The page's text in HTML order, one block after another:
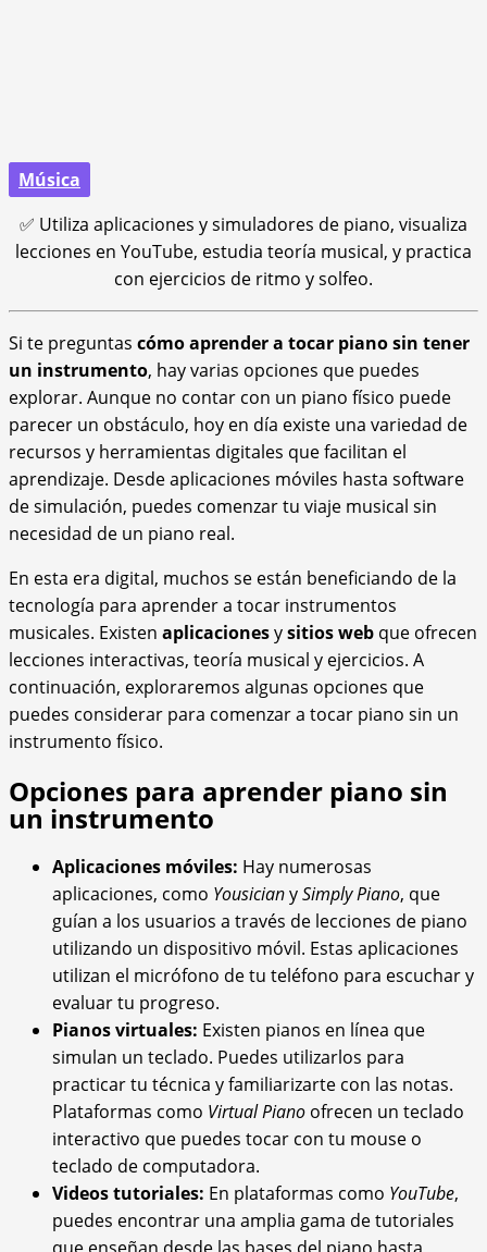
Música
✅ Utiliza aplicaciones y simuladores de piano, visualiza
lecciones en YouTube, estudia teoría musical, y practica
con ejercicios de ritmo y solfeo.
Si te preguntas cómo aprender a tocar piano sin tener
un instrumento, hay varias opciones que puedes
explorar. Aunque no contar con un piano físico puede
parecer un obstáculo, hoy en día existe una variedad de
recursos y herramientas digitales que facilitan el
aprendizaje. Desde aplicaciones móviles hasta software
de simulación, puedes comenzar tu viaje musical sin
necesidad de un piano real.
En esta era digital, muchos se están beneficiando de la
tecnología para aprender a tocar instrumentos
musicales. Existen aplicacionesysitios web que ofrecen
lecciones interactivas, teoría musical y ejercicios. A
continuación, exploraremos algunas opciones que
puedes considerar para comenzar a tocar piano sin un
instrumento físico.
Opciones para aprender piano sin
un instrumento
Aplicaciones móviles: Hay numerosas
aplicaciones, como YousicianySimply Piano, que
guían a los usuarios a través de lecciones de piano
utilizando un dispositivo móvil. Estas aplicaciones
utilizan el micrófono de tu teléfono para escuchar y
evaluar tu progreso.
Pianos virtuales: Existen pianos en línea que
simulan un teclado. Puedes utilizarlos para
practicar tu técnica y familiarizarte con las notas.
Plataformas como Virtual Piano ofrecen un teclado
interactivo que puedes tocar con tu mouse o
teclado de computadora.
Videos tutoriales: En plataformas como YouTube,
puedes encontrar una amplia gama de tutoriales